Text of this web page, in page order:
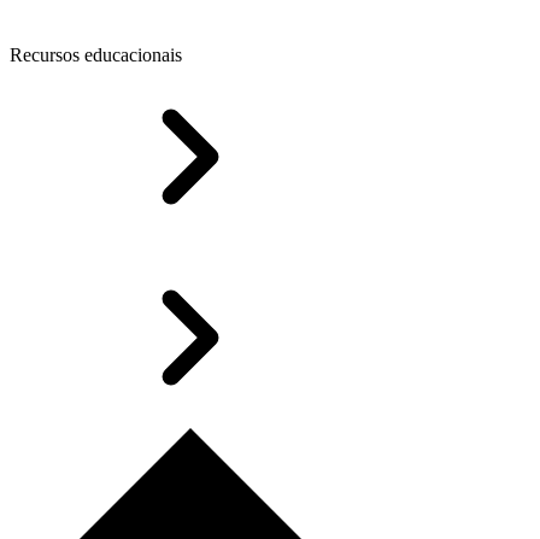
Recursos educacionais